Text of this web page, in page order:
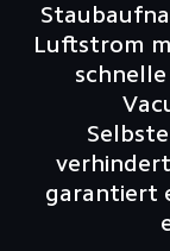
Luftstrom
garantiert